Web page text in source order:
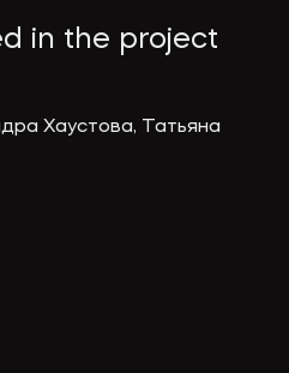
in the project
Хаустова, Татьяна